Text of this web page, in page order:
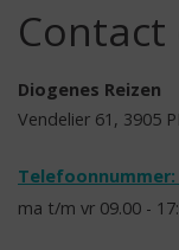
Diogenes Reizen
Vendelier 61, 3905
Telefoonnummer:
ma t/m vr 09.00 -